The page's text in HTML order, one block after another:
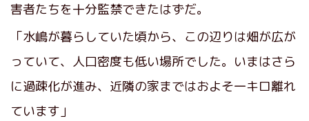
害者たちを十分監禁できたはずだ。
「水嶋が暮らしていた頃から、この辺りは畑が広が
っていて、人口密度も低い場所でした。いまはさら
に過疎化が進み、近隣の家まではおよそ一キロ離れ
ています」